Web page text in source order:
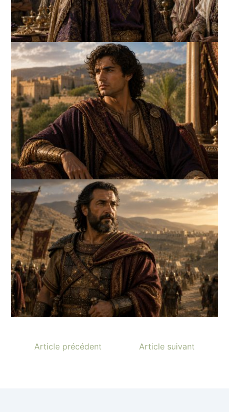
Article précédent Article suivant